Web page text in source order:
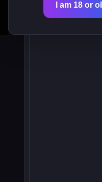
I am 18 or